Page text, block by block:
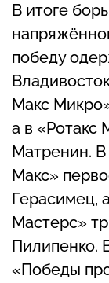
В итоге
победу
Макс
а в «Ротакс
Матренин. В
Макс»
Герасимец,
Мастерс»
Пилипенко.
«Победы